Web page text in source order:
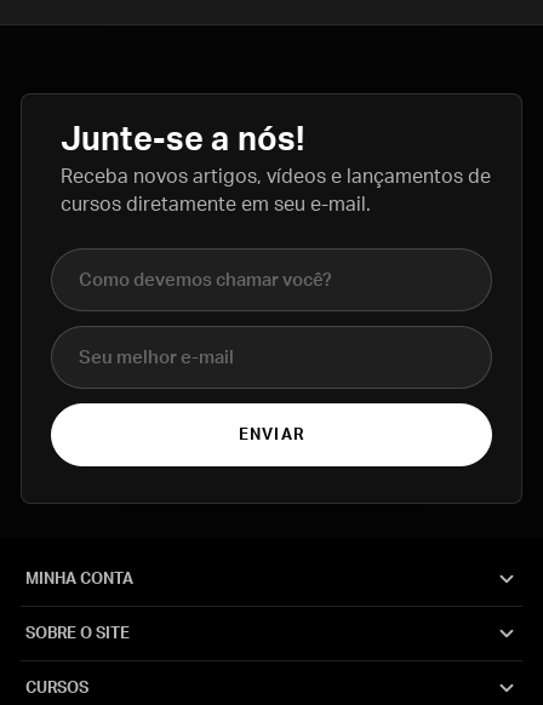
Junte-se a nós!
Receba novos artigos, vídeos e lançamentos de
cursos diretamente em seu e-mail.
Nome completo
E-mail
ENVIAR
MINHA CONTA
SOBRE O SITE
CURSOS